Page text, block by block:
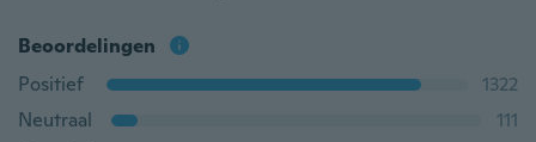
Beoordelingen
Positief
1322
Neutraal
111